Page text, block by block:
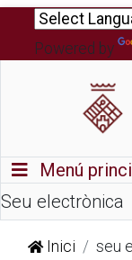
Powered by
Commutador
Menú
Seu electrònica
Inici seu